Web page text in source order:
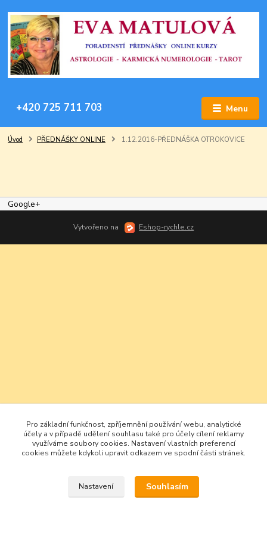
Menu
+420 725 711 703
Úvod PŘEDNÁŠKY ONLINE 1.12.2016-PŘEDNÁŠKA OTROKOVICE
Google+
Vytvořeno na Eshop-rychle.cz
Pro základní funkčnost, zpříjemnění používání webu, analytické
účely a v případě udělení souhlasu také pro účely cílení reklamy
využíváme soubory cookies. Nastavení vlastních preferencí
cookies můžete kdykoli upravit odkazem ve spodní části stránek.
Nastavení Souhlasím